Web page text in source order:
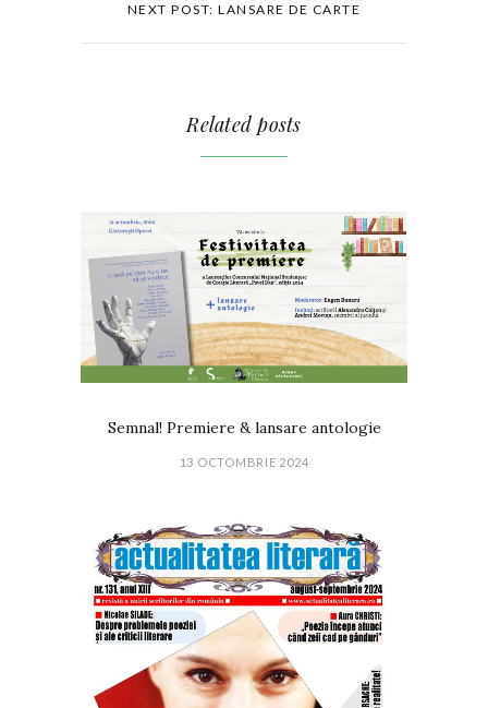
NEXT POST: LANSARE DE CARTE
Related posts
Semnal! Premiere & lansare antologie
13 OCTOMBRIE 2024